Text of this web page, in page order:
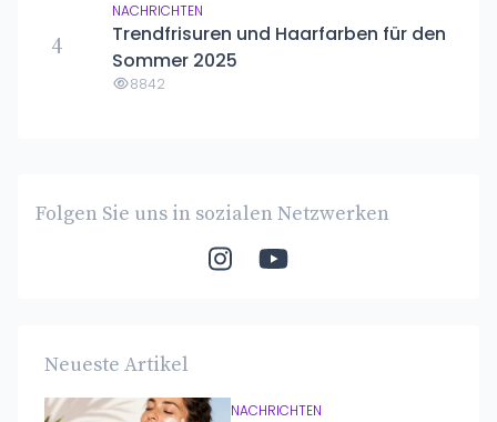
4
NACHRICHTEN
Trendfrisuren und Haarfarben für den
Sommer 2025
8842
Folgen Sie uns in sozialen Netzwerken
Neueste Artikel
NACHRICHTEN